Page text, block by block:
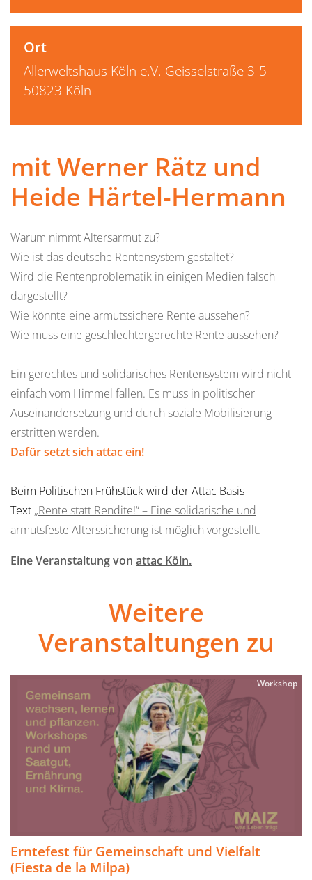
Ort
Allerweltshaus Köln e.V. Geisselstraße 3-5
50823 Köln
mit Werner Rätz und
Heide Härtel-Hermann
Warum nimmt Altersarmut zu?
Wie ist das deutsche Rentensystem gestaltet?
Wird die Rentenproblematik in einigen Medien falsch
dargestellt?
Wie könnte eine armutssichere Rente aussehen?
Wie muss eine geschlechtergerechte Rente aussehen?
Ein gerechtes und solidarisches Rentensystem wird nicht
einfach vom Himmel fallen. Es muss in politischer
Auseinandersetzung und durch soziale Mobilisierung
erstritten werden.
Dafür setzt sich attac ein!
Beim Politischen Frühstückwird derAttac Basis-
Text „Rente statt Rendite!“ – Eine solidarische und
armutsfeste Alterssicherung ist möglich vorgestellt.
Eine Veranstaltung von attac Köln.
Weitere
Veranstaltungen zu
Workshop
Erntefest für Gemeinschaft und Vielfalt
(Fiesta de la Milpa)